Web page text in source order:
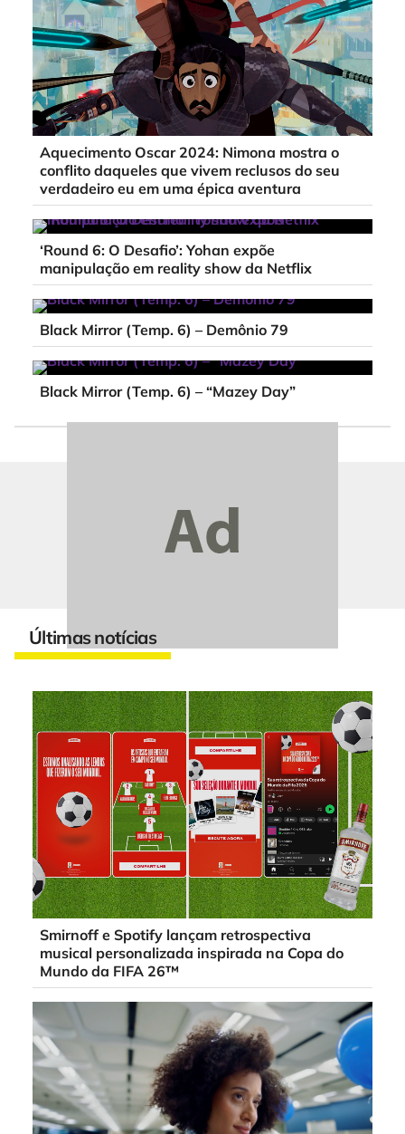
Aquecimento Oscar 2024: Nimona mostra o
conflito daqueles que vivem reclusos do seu
verdadeiro eu em uma épica aventura
‘Round 6: O Desafio’: Yohan expõe
manipulação em reality show da Netflix
Black Mirror (Temp. 6) – Demônio 79
Black Mirror (Temp. 6) – “Mazey Day”
Últimas notícias
Smirnoff e Spotify lançam retrospectiva
musical personalizada inspirada na Copa do
Mundo da FIFA 26™